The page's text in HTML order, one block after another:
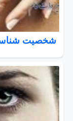
شخصیت